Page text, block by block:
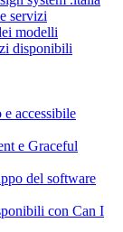
servizi
modelli
disponibili
accessibile
e Graceful
del software
con Can I